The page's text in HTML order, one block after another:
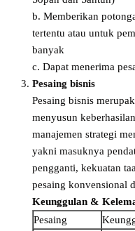
b. Memberikan
tertentu atau untuk
banyak
c. Dapat menerima
Pesaing bisnis
Pesaing bisnis
menyusun
manajemen strategi
yakni masuknya
pengganti, kekuatan
pesaing konvensional
Keunggulan &
Pesaing